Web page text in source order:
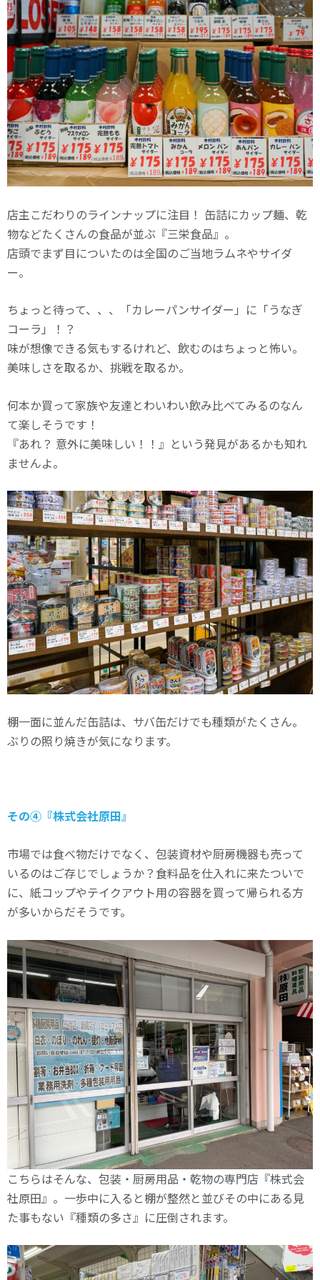
店主こだわりのラインナップに注目！ 缶詰にカップ麺、乾
物などたくさんの食品が並ぶ『三栄食品』。
店頭でまず目についたのは全国のご当地ラムネやサイダ
ー。
ちょっと待って、、、「カレーパンサイダー」に「うなぎ
コーラ」！？
味が想像できる気もするけれど、飲むのはちょっと怖い。
美味しさを取るか、挑戦を取るか。
何本か買って家族や友達とわいわい飲み比べてみるのなん
て楽しそうです！
『あれ？ 意外に美味しい！！』という発見があるかも知れ
ませんよ。
棚一面に並んだ缶詰は、サバ缶だけでも種類がたくさん。
ぶりの照り焼きが気になります。
その④『株式会社原田』
市場では食べ物だけでなく、包装資材や厨房機器も売って
いるのはご存じでしょうか？食料品を仕入れに来たついで
に、紙コップやテイクアウト用の容器を買って帰られる方
が多いからだそうです。
こちらはそんな、包装・厨房用品・乾物の専門店『株式会
社原田』。一歩中に入ると棚が整然と並びその中にある見
た事もない『種類の多さ』に圧倒されます。